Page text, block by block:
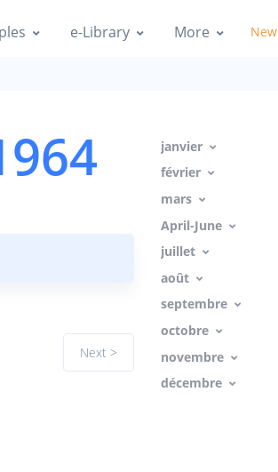
e-Library More New
janvier
février
mars
April-June
juillet
août
septembre
octobre
novembre
décembre
Next >